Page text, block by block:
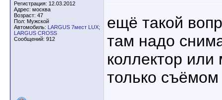
Регистрация: 12.03.2012
Адрес: москва
Возраст: 47
Пол: Мужской
Автомобиль: LARGUS 7мест LUX;
LARGUS CROSS
Сообщений: 912
ещё такой
там надо
коллектор
только съёмом